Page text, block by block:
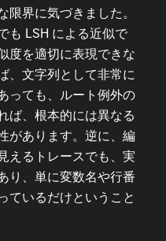
限界に気づきました。
も LSH による近似で
度を適切に表現できな
、文字列として非常に
っても、ルート例外の
ば、根本的には異なる
があります。逆に、編
えるトレースでも、実
り、単に変数名や行番
ているだけということ